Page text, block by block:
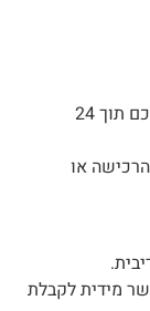
ניתן להזמין משלוח + תלייה מקצועית עד אליכם תוך 24
הרכישה או
מידית לקבלת